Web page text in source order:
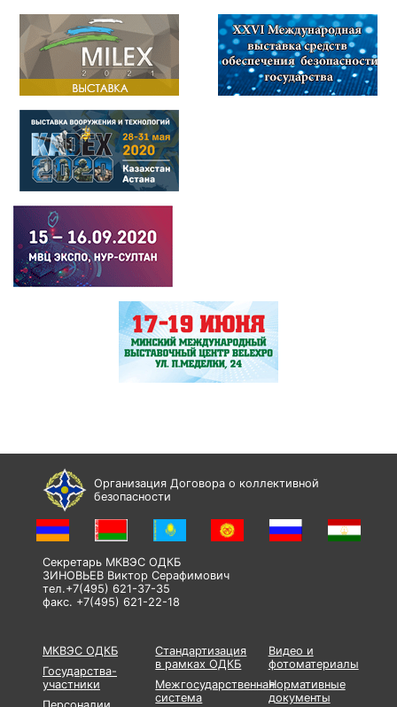
Организация Договора о коллективной
безопасности
Секретарь МКВЭС ОДКБ
ЗИНОВЬЕВ Виктор Серафимович
тел.+7(495) 621-37-35
факс. +7(495) 621-22-18
МКВЭС ОДКБ
Государства-
участники
Стандартизация
в рамках ОДКБ
Межгосударственная
система
Видео и
фотоматериалы
Нормативные
документы